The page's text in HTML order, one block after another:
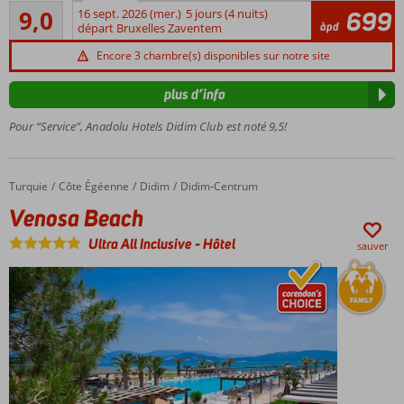
Situé à
Altinkum
avec
et un
bassin de
de style
9,0
Excellente
14
commentaires
16 sept. 2026 (mer.) 5 jours (4 nuits)
départ Bruxelles Zaventem
àpd 699
Encore 3 chambre(s) disponibles sur notre site
Pour “Service”, Anadolu Hotels Didim Club est noté 9,5!
plus d’info
Accueil
Turquie Côte Égéenne Didim Didim-Centrum
Venosa Beach
Venosa Beach
Ultra All Inclusive-Hôtel sauver